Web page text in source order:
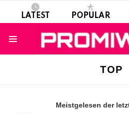
LATEST POPULAR
TOP
Meistgelesen der